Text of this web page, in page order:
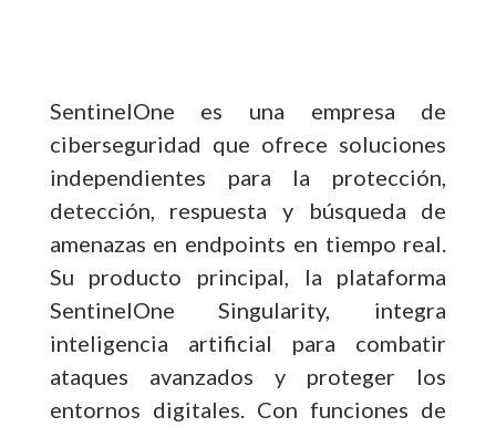
SentinelOne es una empresa de
ciberseguridad que ofrece soluciones
independientes para la protección,
detección, respuesta y búsqueda de
amenazas en endpoints en tiempo real.
Su producto principal, la plataforma
SentinelOne Singularity, integra
inteligencia artificial para combatir
ataques avanzados y proteger los
entornos digitales. Con funciones de